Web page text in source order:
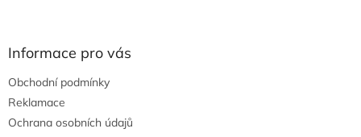
Informace pro vás
Obchodní podmínky
Reklamace
Ochrana osobních údajů